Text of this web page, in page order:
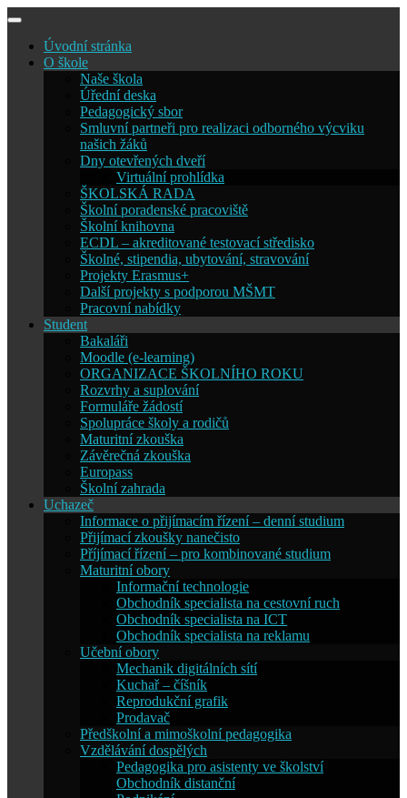
Skip
contentÚvodní stránka
O škole
Naše škola
Úřední deska
Pedagogický sbor
Smluvní partneři pro realizaci odborného výcviku
našich žáků
Dny otevřených dveří
Virtuální prohlídka
ŠKOLSKÁ RADA
Školní poradenské pracoviště
Školní knihovna
ECDL – akreditované testovací středisko
Školné, stipendia, ubytování, stravování
Projekty Erasmus+
Další projekty s podporou MŠMT
Pracovní nabídky
Student
Bakaláři
Moodle (e-learning)
ORGANIZACE ŠKOLNÍHO ROKU
Rozvrhy a suplování
Formuláře žádostí
Spolupráce školy a rodičů
Maturitní zkouška
Závěrečná zkouška
Europass
Školní zahrada
Uchazeč
Informace o přijímacím řízení – denní studium
Přijímací zkoušky nanečisto
Příjímací řízení – pro kombinované studium
Maturitní obory
Informační technologie
Obchodník specialista na cestovní ruch
Obchodník specialista na ICT
Obchodník specialista na reklamu
Učební obory
Mechanik digitálních sítí
Kuchař – číšník
Reprodukční grafik
Prodavač
Předškolní a mimoškolní pedagogika
Vzdělávání dospělých
Pedagogika pro asistenty ve školství
Obchodník distanční